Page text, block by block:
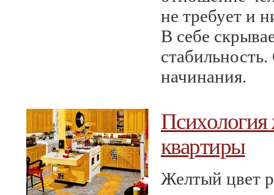
не требует и
В себе
начинания.
Психология
квартиры
Желтый цвет